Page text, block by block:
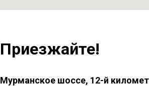
Приезжайте!
Мурманское шоссе, 12-й